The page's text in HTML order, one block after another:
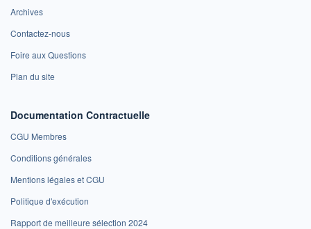
Archives
Contactez-nous
Foire aux Questions
Plan du site
Documentation Contractuelle
CGU Membres
Conditions générales
Mentions légales et CGU
Politique d'exécution
Rapport de meilleure sélection 2024